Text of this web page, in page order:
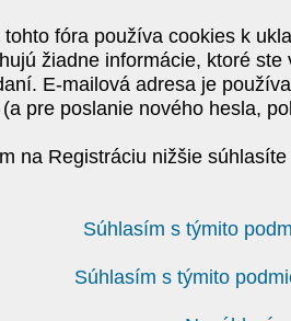
tohto fóra používa cookies k
žiadne informácie, ktoré
E-mailová adresa je
pre poslanie nového hesla,
na Registráciu nižšie
Súhlasím s týmito
Súhlasím s týmito